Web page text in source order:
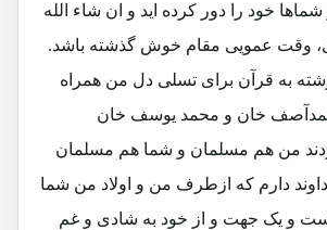
خود را دور کرده اید و ان شاء الله
وقت عمویی مقام خوش گذشته باشد.
به قرآن برای تسلی دل من همراه
خان و محمد یوسف خان
من هم مسلمان و شما هم مسلمان
دارم که ازطرف من و اولاد من شما
و یک جهت و از خود به شادی و غم